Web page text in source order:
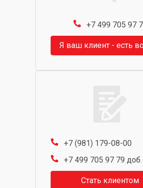
+7 499 705 97
Я ваш клиент - есть
+7 (981) 179-08-00
+7 499 705 97 79
Стать клиентом